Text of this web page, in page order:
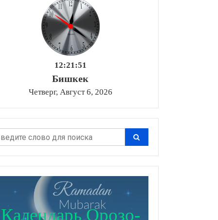
12:21:52
Бишкек
Четверг, Август 6, 2026
Календарь Орозо-